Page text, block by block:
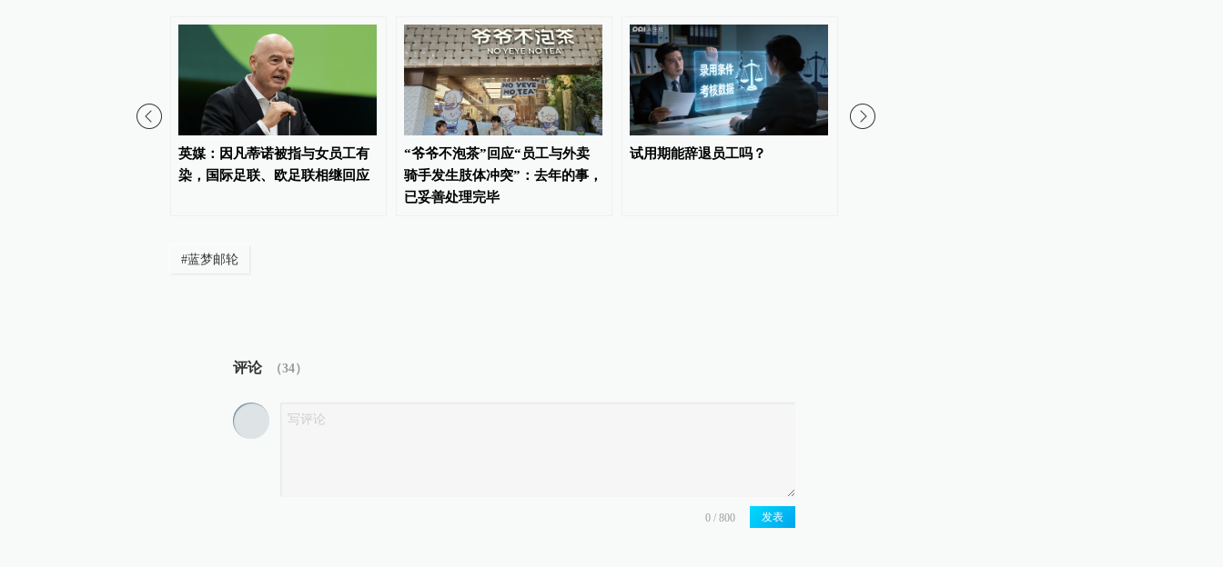
英媒：因凡蒂诺被指与女员工有
染，国际足联、欧足联相继回应
“爷爷不泡茶”回应“员工与外卖
骑手发生肢体冲突”：去年的事，
已妥善处理完毕
试用期能辞退员工吗？
#蓝梦邮轮
评论 （34）
发表